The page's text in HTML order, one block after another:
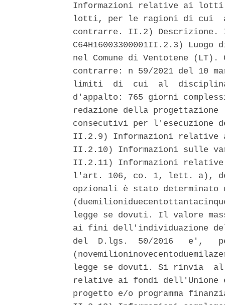
Informazioni relative ai
lotti, per le ragioni di cui
contrarre. II.2) Descrizione.
C64H16003300001II.2.3)
nel Comune di Ventotene
contrarre: n 59/2021 del 10
limiti  di  cui  al
d'appalto: 765 giorni
redazione della
consecutivi per
II.2.9) Informazioni
II.2.10) Informazioni sulle
II.2.11) Informazioni
l'art. 106, co. 1, lett. a),
opzionali è stato determinato
legge se dovuti. Il valore
ai fini dell'individuazione
del  D.lgs.  50/2016   e',
legge se dovuti. Si rinvia
relative ai fondi dell'Unione
progetto e/o programma